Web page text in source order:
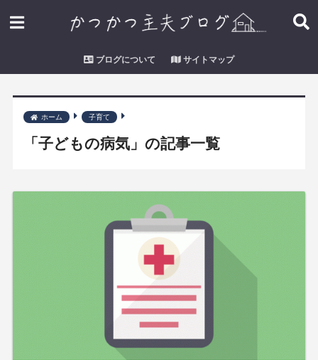
ブログについて サイトマップ
ホーム 子育て
「子どもの病気」の記事一覧